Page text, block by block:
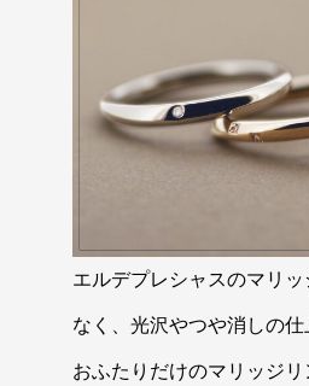
エルデプレシャスのマリ
なく、光沢やつや消しの仕
おふたりだけのマリッジ